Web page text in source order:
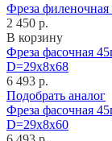
Фреза филеночная
2 450 р.
В корзину
Фреза фасочная
D=29x8x68
6 493 р.
Подобрать аналог
Фреза фасочная
D=29x8x60